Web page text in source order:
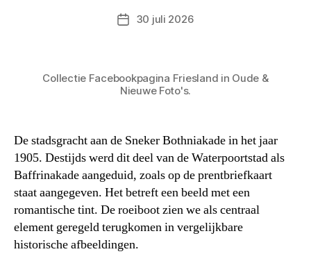
Berichtdatum
30 juli 2026
Collectie Facebookpagina Friesland in Oude &
Nieuwe Foto's.
De stadsgracht aan de Sneker Bothniakade in het jaar
1905. Destijds werd dit deel van de Waterpoortstad als
Baffrinakade aangeduid, zoals op de prentbriefkaart
staat aangegeven. Het betreft een beeld met een
romantische tint. De roeiboot zien we als centraal
element geregeld terugkomen in vergelijkbare
historische afbeeldingen.